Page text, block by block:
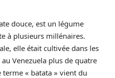
douce, est un légume
à plusieurs millénaires.
elle était cultivée dans les
Venezuela plus de quatre
« batata » vient du